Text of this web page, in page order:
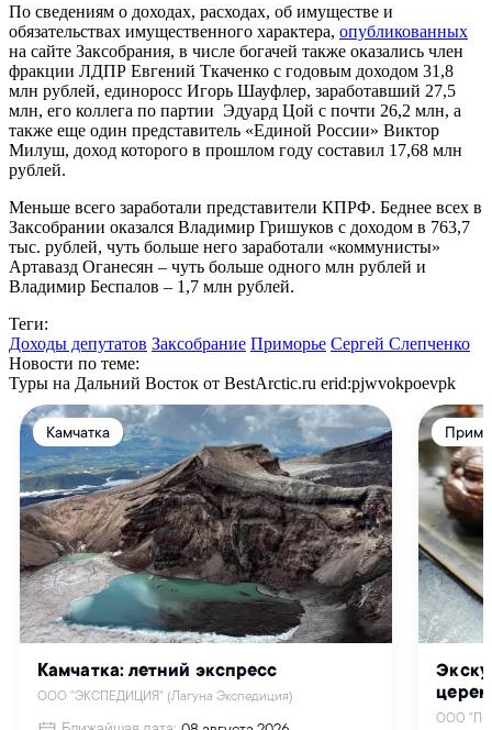
По сведениям о доходах, расходах, об имуществе и
обязательствах имущественного характера, опубликованных
на сайте Заксобрания, в числе богачей также оказались член
фракции ЛДПР Евгений Ткаченко с годовым доходом 31,8
млн рублей, единоросс Игорь Шауфлер, заработавший 27,5
млн, его коллега по партии Эдуард Цой с почти 26,2 млн, а
также еще один представитель «Единой России» Виктор
Милуш, доход которого в прошлом году составил 17,68 млн
рублей.
Меньше всего заработали представители КПРФ. Беднее всех в
Заксобрании оказался Владимир Гришуков с доходом в 763,7
тыс. рублей, чуть больше него заработали «коммунисты»
Артавазд Оганесян – чуть больше одного млн рублей и
Владимир Беспалов – 1,7 млн рублей.
Теги:
Доходы депутатов Заксобрание Приморье Сергей Слепченко
Новости по теме:
Туры на Дальний Восток от BestArctic.ru erid:pjwvokpoevpk